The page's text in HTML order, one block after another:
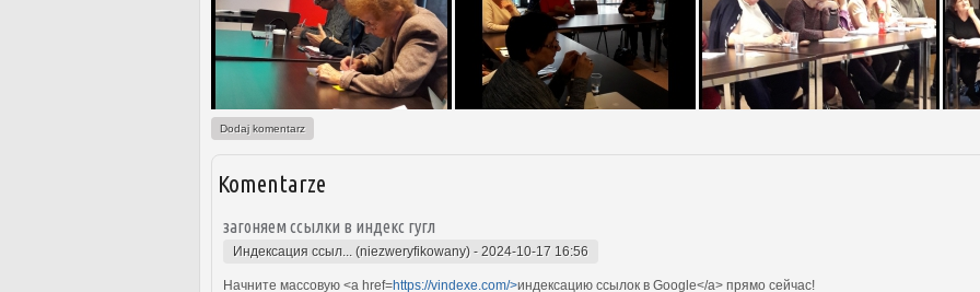
Dodaj komentarz
Komentarze
загоняем ссылки в индекс гугл
Индексация ссыл... (niezweryfikowany) - 2024-10-17 16:56
Начните массовую <a href=https://vindexe.com/>индексацию ссылок в Google</a> прямо cейчас!